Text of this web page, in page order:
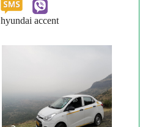
hyundai accent